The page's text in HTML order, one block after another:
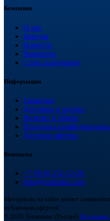
Компания
О нас
Бренды
Новости
Вакансии
Стать партнером
Информация
Гарантия
Доставка и оплата
Возврат и обмен
Политика
Договор оферты
Контакты
+7 (918) 252-12-26
info@teploplas.com
Материалы на сайте имеют
публичной офертой.
© 2026 Теплоплас (Россия). Все